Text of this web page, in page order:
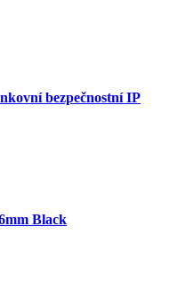
bezpečnostní IP
Black